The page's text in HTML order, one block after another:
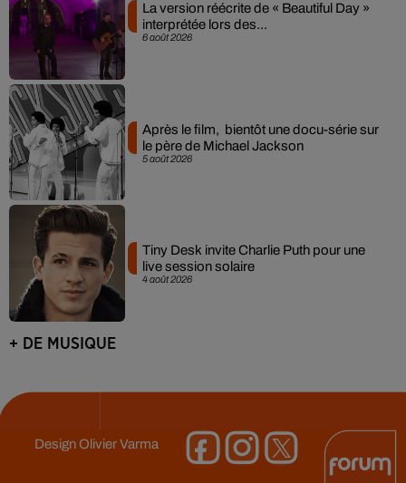
6 août 2026
La version réécrite de « Beautiful Day »
interprétée lors des...
5 août 2026
Après le film, bientôt une docu-série sur
le père de Michael Jackson
4 août 2026
Tiny Desk invite Charlie Puth pour une
live session solaire
+ DE MUSIQUE
DesignOlivier Varma